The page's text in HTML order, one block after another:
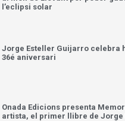
l’eclipsi solar
Jorge Esteller Guijarro celebra
36é aniversari
Onada Edicions presenta
artista, el primer llibre de Jorge